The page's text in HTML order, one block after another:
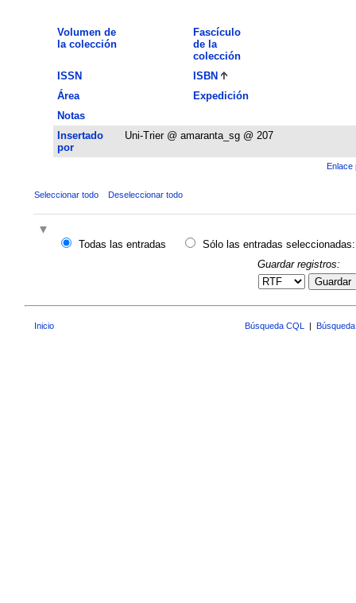
Volumen de
la colección
Fascículo
de la
colección
ISSN
ISBN
Área
Expedición
Notas
Insertado
por
Uni-Trier @ amaranta_sg @ 207
Enlace
Seleccionar todo Deseleccionar todo
Todas las entradas
Sólo las entradas seleccionadas:
Guardar registros:
Guardar
Inicio Búsqueda CQL